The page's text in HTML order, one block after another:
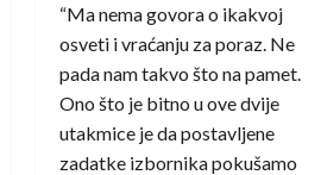
“Ma nema govora o ikakvoj
osveti i vraćanju za poraz. Ne
pada nam takvo što na pamet.
Ono što je bitno u ove dvije
utakmice je da postavljene
zadatke izbornika pokušamo